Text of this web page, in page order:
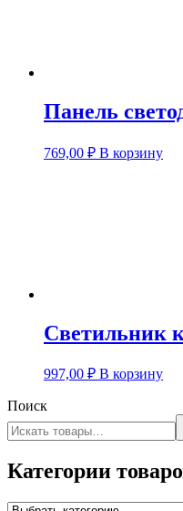
Панель
769,00 ₽ В корзину
Светильник
997,00 ₽ В корзину
Поиск
Категории